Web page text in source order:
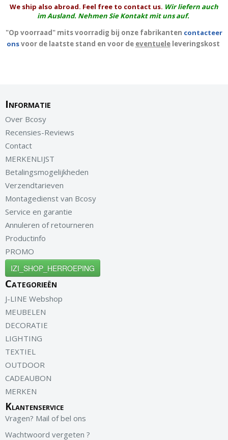
We ship also abroad. Feel free to contact us. Wir liefern auch
im Ausland. Nehmen Sie Kontakt mit uns auf.
"Op voorraad" mits voorradig bij onze fabrikanten contacteer
onsvoor de laatste stand en voor de eventueleleveringskost
Informatie
Over Bcosy
Recensies-Reviews
Contact
MERKENLIJST
Betalingsmogelijkheden
Verzendtarieven
Montagedienst van Bcosy
Service en garantie
Annuleren of retourneren
Productinfo
PROMO
IZI_SHOP_HERROEPING
Categorieën
J-LINE Webshop
MEUBELEN
DECORATIE
LIGHTING
TEXTIEL
OUTDOOR
CADEAUBON
MERKEN
Klantenservice
Vragen? Mail of bel ons
Wachtwoord vergeten ?